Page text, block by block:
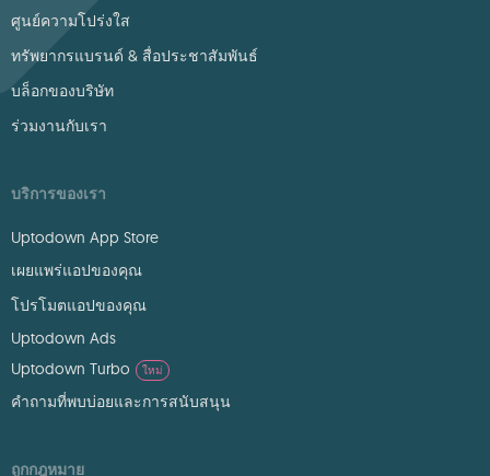
ศูนย์ความโปร่งใส
ทรัพยากรแบรนด์ & สื่อประชาสัมพันธ์
บล็อกของบริษัท
ร่วมงานกับเรา
บริการของเรา
Uptodown App Store
เผยแพร่แอปของคุณ
โปรโมตแอปของคุณ
Uptodown Ads
Uptodown Turbo
ใหม่
คำถามที่พบบ่อยและการสนับสนุน
ถูกกฎหมาย